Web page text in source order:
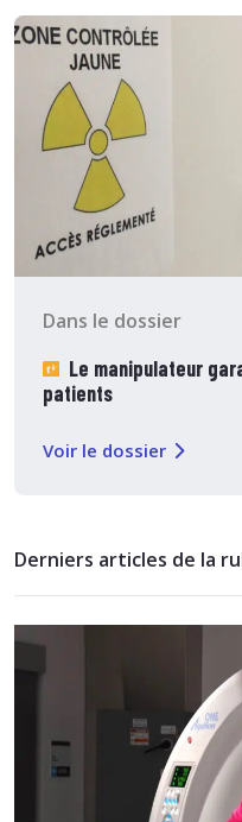
Dans le dossier
Le manipulateur
patients
Voir le dossier
Derniers articles de la